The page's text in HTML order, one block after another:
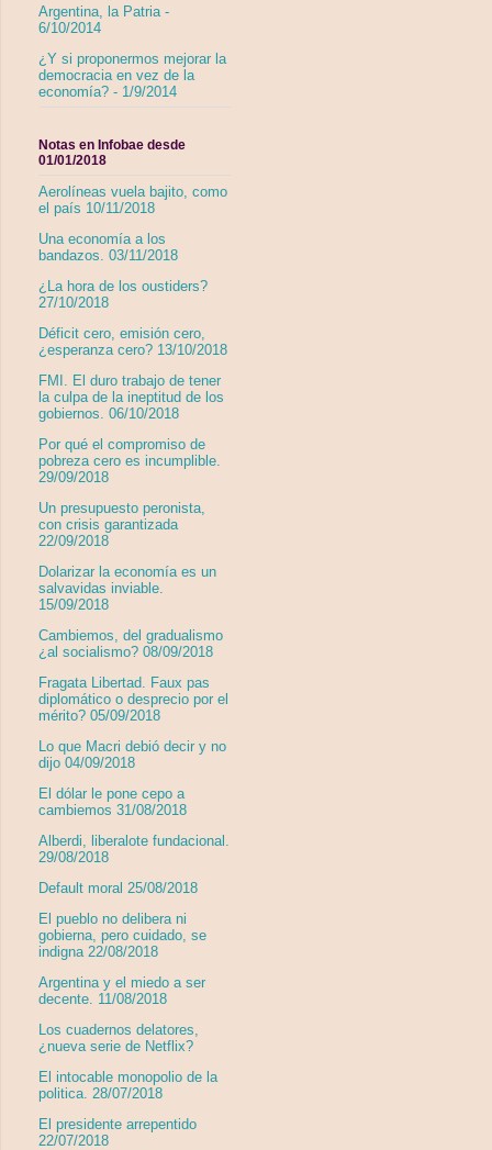
Argentina, la Patria -
6/10/2014
¿Y si proponermos mejorar la
democracia en vez de la
economía? - 1/9/2014
Notas en Infobae desde
01/01/2018
Aerolíneas vuela bajito, como
el país 10/11/2018
Una economía a los
bandazos. 03/11/2018
¿La hora de los oustiders?
27/10/2018
Déficit cero, emisión cero,
¿esperanza cero? 13/10/2018
FMI. El duro trabajo de tener
la culpa de la ineptitud de los
gobiernos. 06/10/2018
Por qué el compromiso de
pobreza cero es incumplible.
29/09/2018
Un presupuesto peronista,
con crisis garantizada
22/09/2018
Dolarizar la economía es un
salvavidas inviable.
15/09/2018
Cambiemos, del gradualismo
¿al socialismo? 08/09/2018
Fragata Libertad. Faux pas
diplomático o desprecio por el
mérito? 05/09/2018
Lo que Macri debió decir y no
dijo 04/09/2018
El dólar le pone cepo a
cambiemos 31/08/2018
Alberdi, liberalote fundacional.
29/08/2018
Default moral 25/08/2018
El pueblo no delibera ni
gobierna, pero cuidado, se
indigna 22/08/2018
Argentina y el miedo a ser
decente. 11/08/2018
Los cuadernos delatores,
¿nueva serie de Netflix?
El intocable monopolio de la
politica. 28/07/2018
El presidente arrepentido
22/07/2018